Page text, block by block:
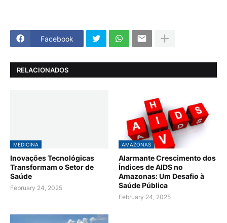
Facebook
RELACIONADOS
MEDICINA
Inovações Tecnológicas
Transformam o Setor de
Saúde
February 24, 2025
AMAZONAS
Alarmante Crescimento dos
Índices de AIDS no
Amazonas: Um Desafio à
Saúde Pública
February 24, 2025